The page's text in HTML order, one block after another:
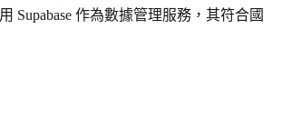
Supabase 作為數據管理服務，其符合國